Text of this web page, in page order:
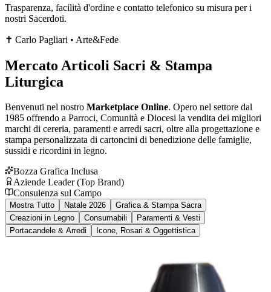
Trasparenza, facilità d'ordine e contatto telefonico su misura per i
nostri Sacerdoti.
✝️ Carlo Pagliari • Arte&Fede
Mercato Articoli Sacri & Stampa
Liturgica
Benvenuti nel nostro Marketplace Online. Opero nel settore dal
1985 offrendo a Parroci, Comunità e Diocesi la vendita dei migliori
marchi di cereria, paramenti e arredi sacri, oltre alla progettazione e
stampa personalizzata di cartoncini di benedizione delle famiglie,
sussidi e ricordini in legno.
Bozza Grafica Inclusa
Aziende Leader (Top Brand)
Consulenza sul Campo
Mostra Tutto Natale 2026
Grafica & Stampa Sacra
Creazioni in Legno
Consumabili
Paramenti & Vesti
Portacandele & Arredi
Icone, Rosari & Oggettistica